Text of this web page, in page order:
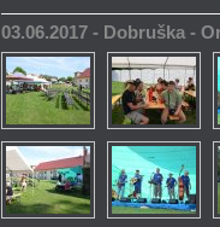
03.06.2017 - Dobruška -